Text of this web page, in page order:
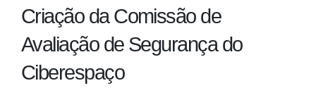
Criação da Comissão de
Avaliação de Segurança do
Ciberespaço